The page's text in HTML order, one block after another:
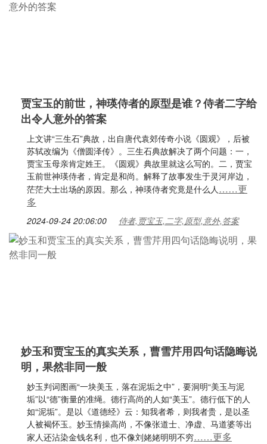
贾宝玉的前世，神瑛侍者的原型是谁？侍者二字给
出令人意外的答案
上文讲“三生石”典故，出自唐代袁郊传奇小说《圆观》，后被
苏轼改编为《僧圆泽传》。三生石典故解决了两个问题：一，
贾宝玉母亲肯定姓王。《圆观》典故里就这么写的。二，贾宝
玉前世神瑛侍者，肯定是和尚。解释了故事发生于灵河岸边，
茫茫大士出场的原因。那么，神瑛侍者究竟是什么人……更
多
2024-09-24 20:06:00 侍者,贾宝玉,二字,原型,意外,答案
妙玉和贾宝玉的真实关系，曹雪芹用四句话隐晦说
明，果然非同一般
妙玉判词图画“一块美玉，落在泥垢之中”，要洞明“美玉与泥
垢”以“德”衡量的准绳。德行高尚的人如“美玉”。德行低下的人
如“泥垢”。是以《道德经》云：知我者希，则我者贵，是以圣
人被褐怀玉。妙玉情操高尚，不像张道士、净虚、马道婆等出
家人还沾染金钱名利，也不像刘姥姥明明不穷……更多